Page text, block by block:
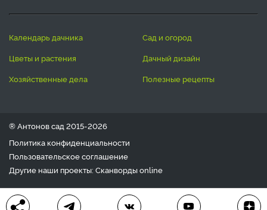
календарь дачника
сад и огород
цветы и растения
дачный дизайн
хозяйственные дела
полезные рецепты
® Антонов сад 2015-2026
Политика конфиденциальности
Пользовательское соглашение
Другие наши проекты: Сканвордыonline
Любое использование материала допускается только с
письменного согласия редакции